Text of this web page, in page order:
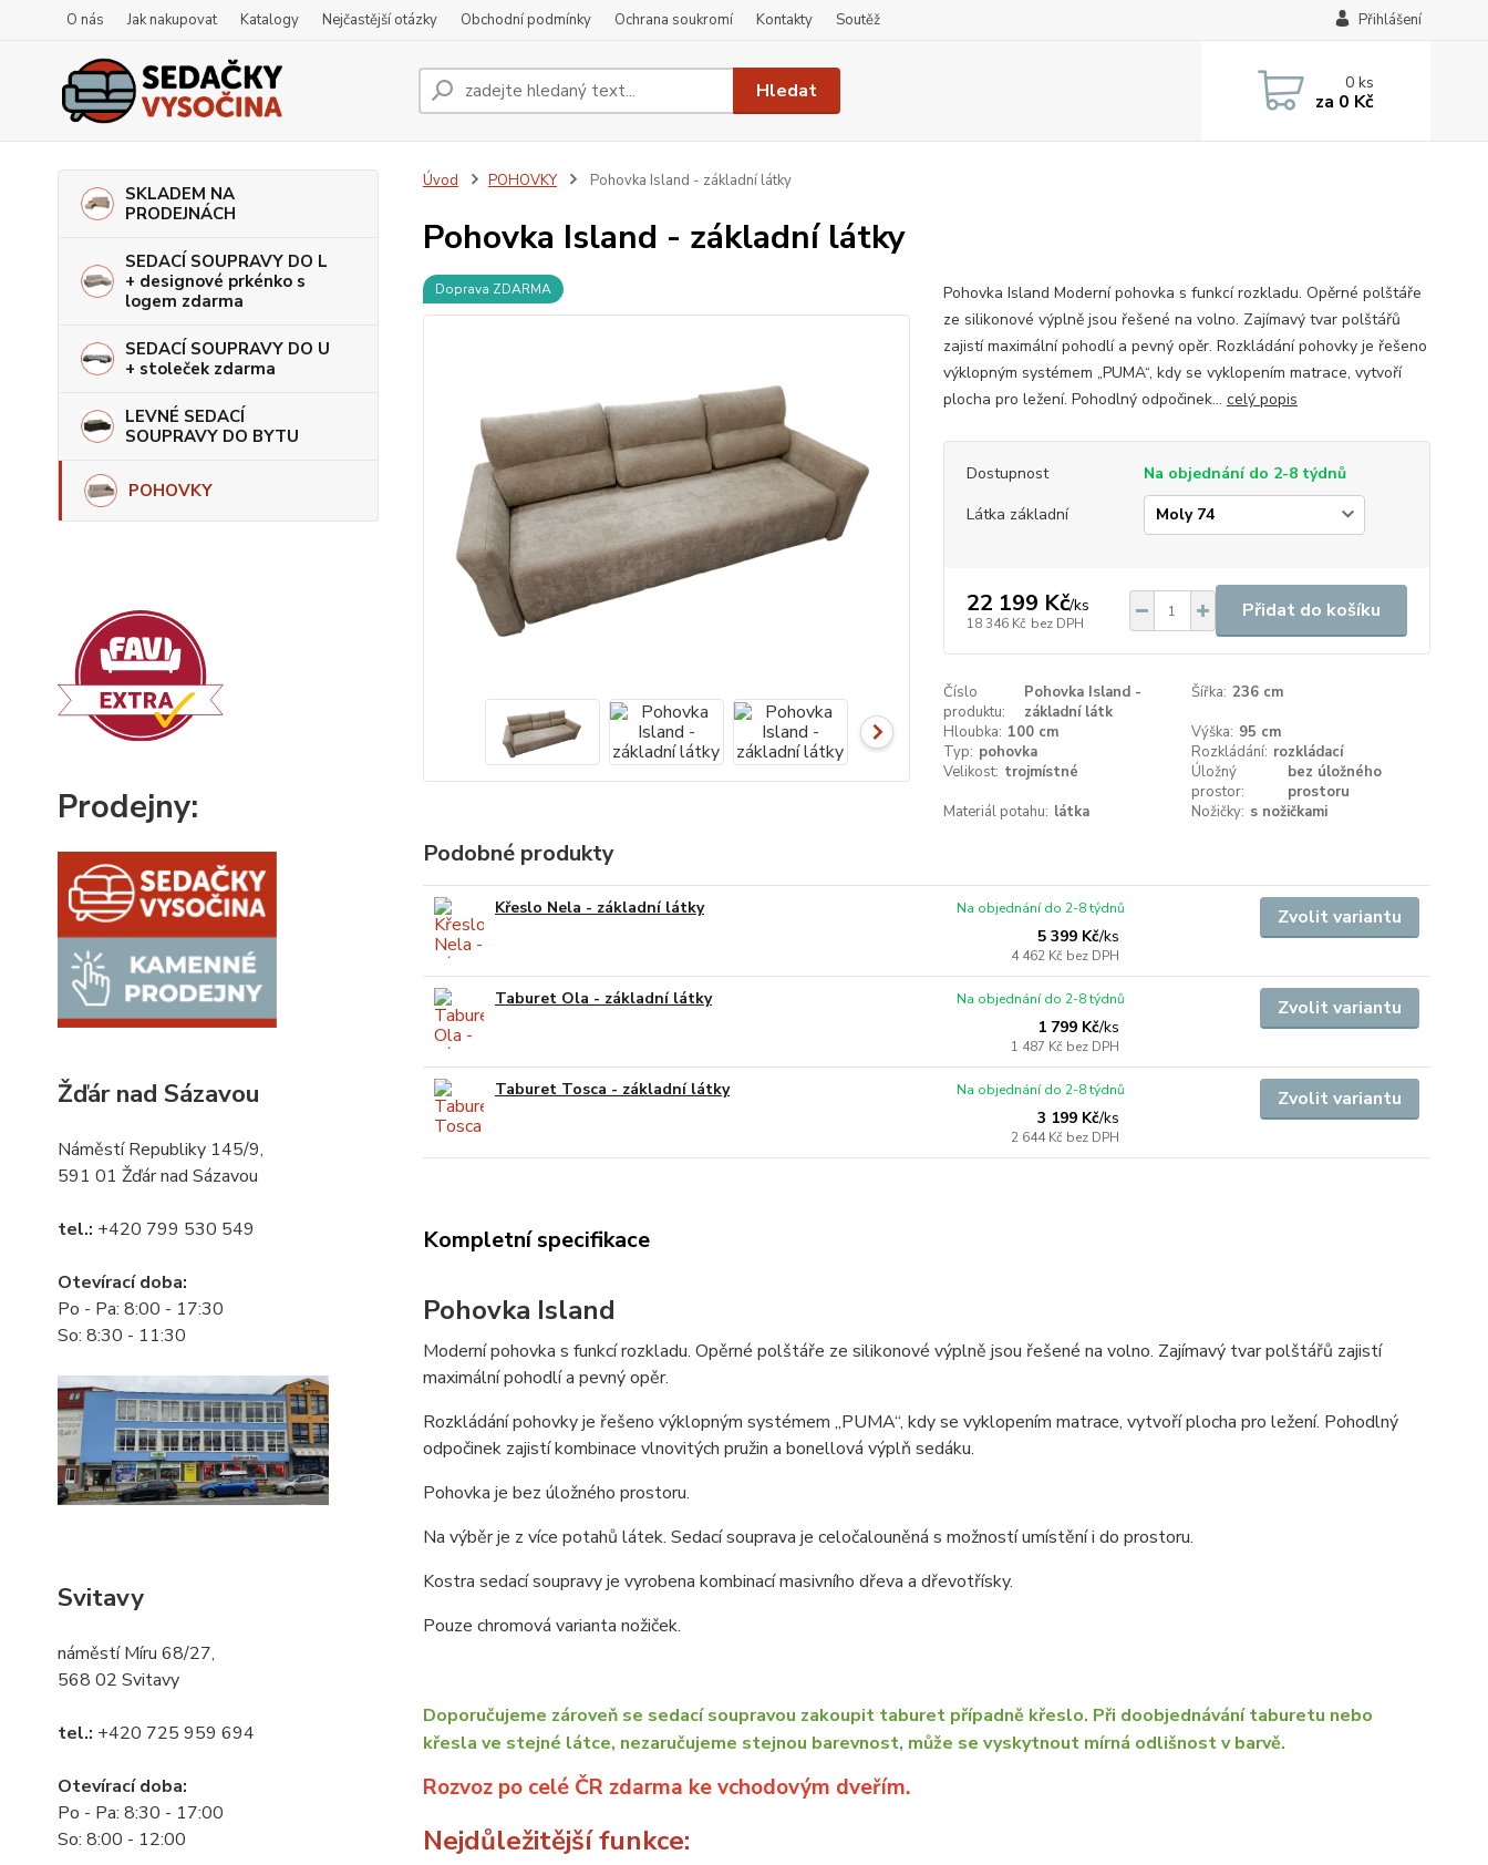
O nás Jak nakupovat Katalogy Nejčastější otázky Obchodní podmínky Ochrana soukromí Kontakty Soutěž Přihlášení
Hledat 0ks
za 0 Kč
SKLADEM NA
PRODEJNÁCH
SEDACÍ SOUPRAVY DO L
+ designové prkénko s
logem zdarma
SEDACÍ SOUPRAVY DO U
+ stoleček zdarma
LEVNÉ SEDACÍ
SOUPRAVY DO BYTU
POHOVKY
Prodejny:
Žďár nad Sázavou
Náměstí Republiky 145/9,
591 01 Žďár nad Sázavou
tel.: +420 799 530 549
Otevírací doba:
Po - Pa: 8:00 - 17:30
So: 8:30 - 11:30
Svitavy
náměstí Míru 68/27,
568 02 Svitavy
tel.: +420 725 959 694
Otevírací doba:
Po - Pa: 8:30 - 17:00
So: 8:00 - 12:00
Úvod POHOVKY Pohovka Island - základní látky
Pohovka Island - základní látky
Doprava ZDARMA
Pohovka Island Moderní pohovka s funkcí rozkladu. Opěrné polštáře
ze silikonové výplně jsou řešené na volno. Zajímavý tvar polštářů
zajistí maximální pohodlí a pevný opěr. Rozkládání pohovky je řešeno
výklopným systémem „PUMA“, kdy se vyklopením matrace, vytvoří
plocha pro ležení. Pohodlný odpočinek... celý popis
Dostupnost
Na objednání do 2-8 týdnů
Látka základní
22 199 Kč/ks
18 346 Kč bez DPH
Přidat do košíku
Číslo
produktu:
Pohovka Island -
základní látk
Šířka: 236 cm
Hloubka: 100 cm Výška: 95 cm
Typ: pohovka Rozkládání: rozkládací
Velikost: trojmístné
Úložný
prostor:
bez úložného
prostoru
Materiál potahu: látka Nožičky: s nožičkami
Podobné produkty
Křeslo Nela - základní látky
5 399 Kč/ks
4 462 Kč bez DPH
Na objednání do 2-8 týdnů Zvolit variantu
Taburet Ola - základní látky
1 799 Kč/ks
1 487 Kč bez DPH
Na objednání do 2-8 týdnů Zvolit variantu
Taburet Tosca - základní látky
3 199 Kč/ks
2 644 Kč bez DPH
Na objednání do 2-8 týdnů Zvolit variantu
Kompletní specifikace
Pohovka Island
Moderní pohovka s funkcí rozkladu. Opěrné polštáře ze silikonové výplně jsou řešené na volno. Zajímavý tvar polštářů zajistí
maximální pohodlí a pevný opěr.
Rozkládání pohovky je řešeno výklopným systémem „PUMA“, kdy se vyklopením matrace, vytvoří plocha pro ležení. Pohodlný
odpočinek zajistí kombinace vlnovitých pružin a bonellová výplň sedáku.
Pohovka je bez úložného prostoru.
Na výběr je z více potahů látek. Sedací souprava je celočalouněná s možností umístění i do prostoru.
Kostra sedací soupravy je vyrobena kombinací masivního dřeva a dřevotřísky.
Pouze chromová varianta nožiček.
Doporučujeme zároveň se sedací soupravou zakoupit taburet případně křeslo. Při doobjednávání taburetu nebo
křesla ve stejné látce, nezaručujeme stejnou barevnost, může se vyskytnout mírná odlišnost v barvě.
Rozvoz po celé ČR zdarma ke vchodovým dveřím.
Nejdůležitější funkce: